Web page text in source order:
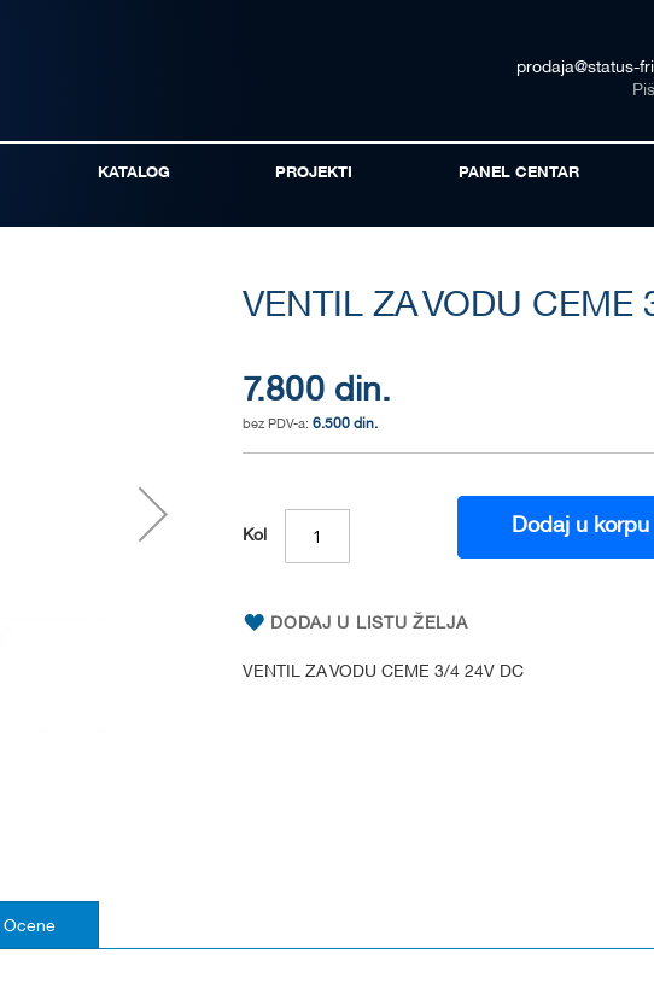
prodaja@status-
KATALOG PROJEKTI PANEL CENTAR
VENTIL ZA VODU CEME
7.800 din.
6.500 din.
Kol Dodaj u korpu
DODAJ U LISTU ŽELJA
VENTIL ZA VODU CEME 3/4 24V DC
Ocene